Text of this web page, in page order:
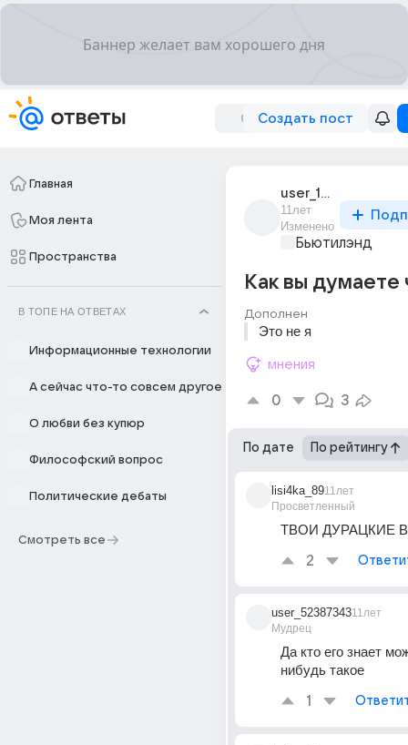
Создать пост
Главная
Моя лента
Пространства
В ТОПЕ НА ОТВЕТАХ
Информационные технологии
А сейчас что-то совсем другое
О любви без купюр
Философский вопрос
Политические дебаты
Смотреть все
user_190427748
11лет
Изменено
Бьютилэнд
Как вы думаете
Дополнен
Это не я
мнения
0 3
По дате По рейтингу
lisi4ka_89
Просветленный
11лет
ТВОИ ДУРАЦКИЕ
2
user_52387343
Мудрец
11лет
Да кто его знает
нибудь такое
1